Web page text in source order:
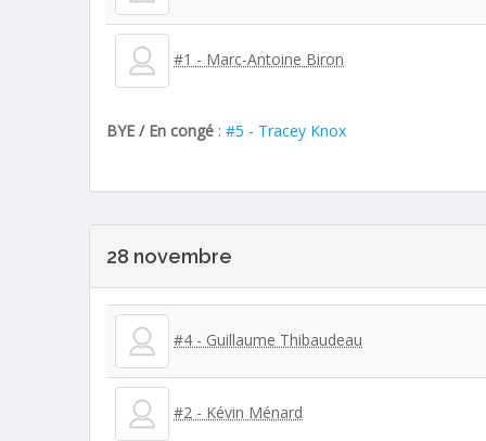
#1 - Marc-Antoine Biron
BYE / En congé :#5 - Tracey Knox
28 novembre
#4 - Guillaume Thibaudeau
#2 - Kévin Ménard